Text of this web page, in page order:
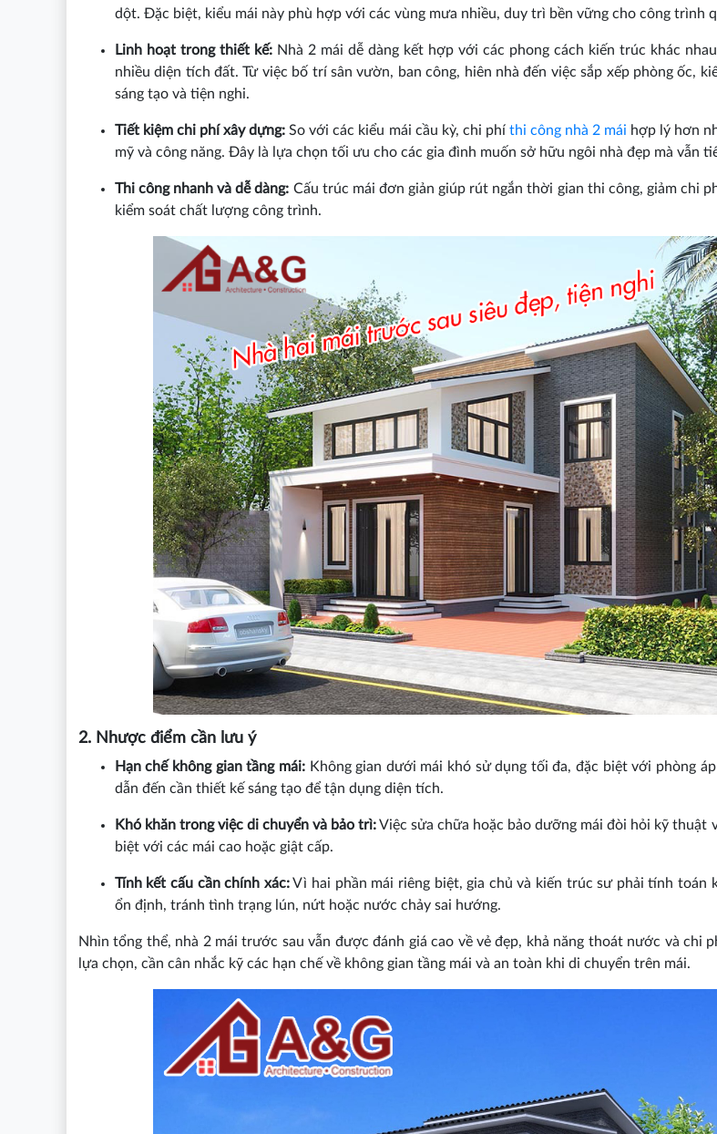
dột. Đặc biệt, kiểu mái này phù hợp với các vùng mưa nhiều, duy trì bền vững cho công trình
Linh hoạt trong thiết kế:Nhà 2 mái dễ dàng kết hợp với các phong cách kiến trúc khác
nhiều diện tích đất. Từ việc bố trí sân vườn, ban công, hiên nhà đến việc sắp xếp phòng ốc,
sáng tạo và tiện nghi.
Tiết kiệm chi phí xây dựng: So với các kiểu mái cầu kỳ, chi phí thi công nhà 2 mái hợp lý hơn
mỹ và công năng. Đây là lựa chọn tối ưu cho các gia đình muốn sở hữu ngôi nhà đẹp mà vẫn
Thi công nhanh và dễ dàng: Cấu trúc mái đơn giản giúp rút ngắn thời gian thi công, giảm chi
kiểm soát chất lượng công trình.
2. Nhược điểm cần lưu ý
Hạn chế không gian tầng mái:Không gian dưới mái khó sử dụng tối đa, đặc biệt với phòng
dẫn đến cần thiết kế sáng tạo để tận dụng diện tích.
Khó khăn trong việc di chuyển và bảo trì:Việc sửa chữa hoặc bảo dưỡng mái đòi hỏi kỹ thuật
biệt với các mái cao hoặc giật cấp.
Tính kết cấu cần chính xác:Vì hai phần mái riêng biệt, gia chủ và kiến trúc sư phải tính toán
ổn định, tránh tình trạng lún, nứt hoặc nước chảy sai hướng.
Nhìn tổng thể, nhà 2 mái trước sau vẫn được đánh giá cao về vẻ đẹp, khả năng thoát nước và chi
lựa chọn, cần cân nhắc kỹ các hạn chế về không gian tầng mái và an toàn khi di chuyển trên mái.